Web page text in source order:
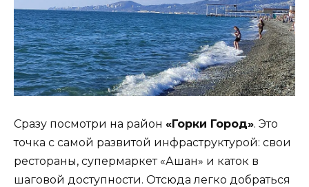
Сразу посмотри на район «Горки Город». Это
точка с самой развитой инфраструктурой: свои
рестораны, супермаркет «Ашан» и каток в
шаговой доступности. Отсюда легко добраться